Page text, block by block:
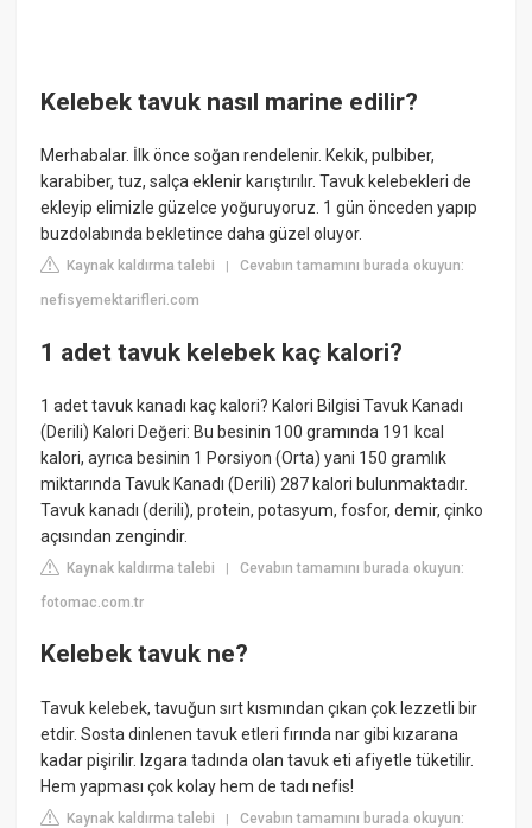
Kelebek tavuk nasıl marine edilir?
Merhabalar. İlk önce soğan rendelenir. Kekik, pulbiber,
karabiber, tuz, salça eklenir karıştırılır. Tavuk kelebekleri de
ekleyip elimizle güzelce yoğuruyoruz. 1 gün önceden yapıp
buzdolabında bekletince daha güzel oluyor.
Kaynak kaldırma talebi |Cevabın tamamını burada okuyun:
nefisyemektarifleri.com
1 adet tavuk kelebek kaç kalori?
1 adet tavuk kanadı kaç kalori? Kalori Bilgisi Tavuk Kanadı
(Derili) Kalori Değeri: Bu besinin 100 gramında 191 kcal
kalori, ayrıca besinin 1 Porsiyon (Orta) yani 150 gramlık
miktarında Tavuk Kanadı (Derili) 287 kalori bulunmaktadır.
Tavuk kanadı (derili), protein, potasyum, fosfor, demir, çinko
açısından zengindir.
Kaynak kaldırma talebi |Cevabın tamamını burada okuyun:
fotomac.com.tr
Kelebek tavuk ne?
Tavuk kelebek, tavuğun sırt kısmından çıkan çok lezzetli bir
etdir. Sosta dinlenen tavuk etleri fırında nar gibi kızarana
kadar pişirilir. Izgara tadında olan tavuk eti afiyetle tüketilir.
Hem yapması çok kolay hem de tadı nefis!
Kaynak kaldırma talebi |Cevabın tamamını burada okuyun: